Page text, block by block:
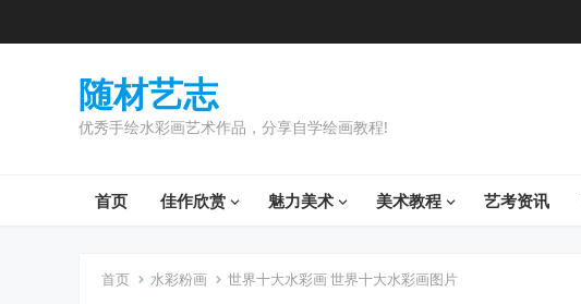
随材艺志
优秀手绘水彩画艺术作品，分享自学绘画教程!
首页 佳作欣赏 魅力美术 美术教程 艺考资讯
首页 水彩粉画 世界十大水彩画 世界十大水彩画图片